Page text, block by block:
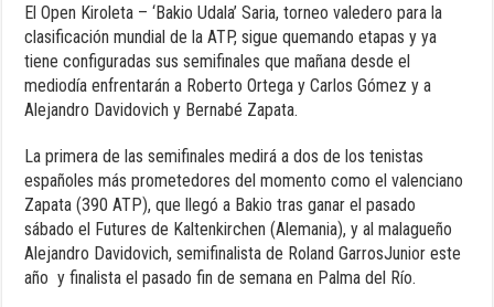
El Open Kiroleta – ‘Bakio Udala’ Saria, torneo valedero para la
clasificación mundial de la ATP, sigue quemando etapas y ya
tiene configuradas sus semifinales que mañana desde el
mediodía enfrentarán a Roberto Ortega y Carlos Gómez y a
Alejandro Davidovich y Bernabé Zapata.
La primera de las semifinales medirá a dos de los tenistas
españoles más prometedores del momento como el valenciano
Zapata (390 ATP), que llegó a Bakio tras ganar el pasado
sábado el Futures de Kaltenkirchen (Alemania), y al malagueño
Alejandro Davidovich, semifinalista de Roland GarrosJunior este
año y finalista el pasado fin de semana en Palma del Río.